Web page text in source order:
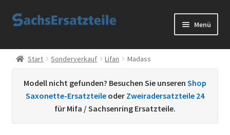
Zur
Zum
Menü
Start
Start Sonderverkauf Lifan Madass
Modell nicht gefunden? Besuchen Sie unseren Shop
Saxonette-Ersatzteile oder Zweiradersatzteile 24
für Mifa / Sachsenring Ersatzteile.